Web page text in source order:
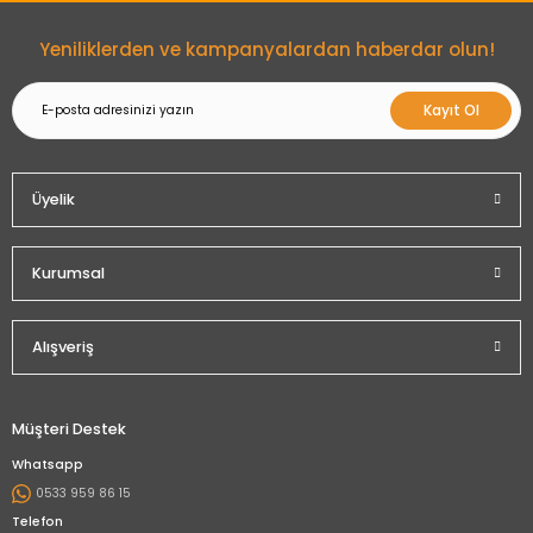
Yeniliklerden ve kampanyalardan haberdar olun!
Kayıt Ol
Üyelik
Kurumsal
Alışveriş
Müşteri Destek
Whatsapp
0533 959 86 15
Telefon